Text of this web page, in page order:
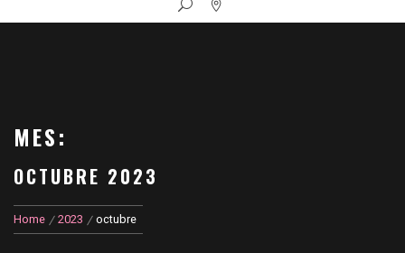
MES:
OCTUBRE 2023
Home 2023 octubre